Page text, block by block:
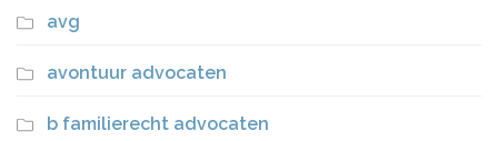
avg
avontuur advocaten
b familierecht advocaten